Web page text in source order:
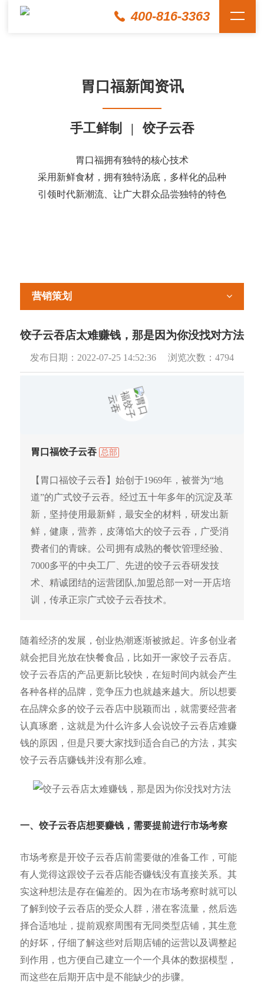
400-816-3363
胃口福新闻资讯
手工鲜制 | 饺子云吞
胃口福拥有独特的核心技术
采用新鲜食材，拥有独特汤底，多样化的品种
引领时代新潮流、让广大群众品尝独特的特色
营销策划
饺子云吞店太难赚钱，那是因为你没找对方法
发布日期： 2022-07-25 14:52:36 浏览次数： 4794
胃口福饺子云吞 总部
【胃口福饺子云吞】始创于1969年，被誉为“地
道”的广式饺子云吞。经过五十年多年的沉淀及革
新，坚持使用最新鲜，最安全的材料，研发出新
鲜，健康，营养，皮薄馅大的饺子云吞，广受消
费者们的青睐。公司拥有成熟的餐饮管理经验、
7000多平的中央工厂、先进的饺子云吞研发技
术、精诚团结的运营团队,加盟总部一对一开店培
训，传承正宗广式饺子云吞技术。
随着经济的发展，创业热潮逐渐被掀起。许多创业者
就会把目光放在快餐食品，比如开一家饺子云吞店。
饺子云吞店的产品更新比较快，在短时间内就会产生
各种各样的品牌，竞争压力也就越来越大。所以想要
在品牌众多的饺子云吞店中脱颖而出，就需要经营者
认真琢磨，这就是为什么许多人会说饺子云吞店难赚
钱的原因，但是只要大家找到适合自己的方法，其实
饺子云吞店赚钱并没有那么难。
一、饺子云吞店想要赚钱，需要提前进行市场考察
市场考察是开饺子云吞店前需要做的准备工作，可能
有人觉得这跟饺子云吞店能否赚钱没有直接关系。其
实这种想法是存在偏差的。因为在市场考察时就可以
了解到饺子云吞店的受众人群，潜在客流量，然后选
择合适地址，提前观察周围有无同类型店铺，其生意
的好坏，仔细了解这些对后期店铺的运营以及调整起
到作用，也方便自己建立一个一个具体的数据模型，
而这些在后期开店中是不能缺少的步骤。